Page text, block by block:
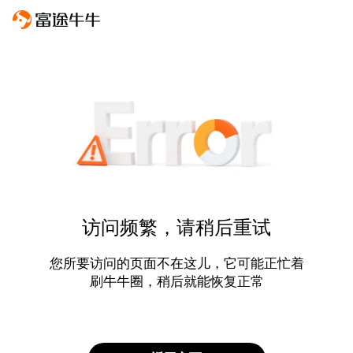
访问频繁，请稍后重试
您所要访问的页面不在这儿，它可能正忙着
刷牛牛圈，稍后就能恢复正常